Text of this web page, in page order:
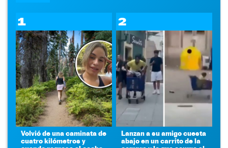
1
Volvió de una caminata de
cuatro kilómetros y
2
Lanzan a su amigo cuesta
abajo en un carrito de la